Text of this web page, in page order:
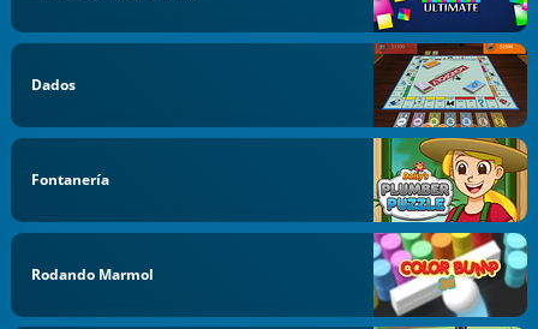
Dados
Fontanería
Rodando Marmol